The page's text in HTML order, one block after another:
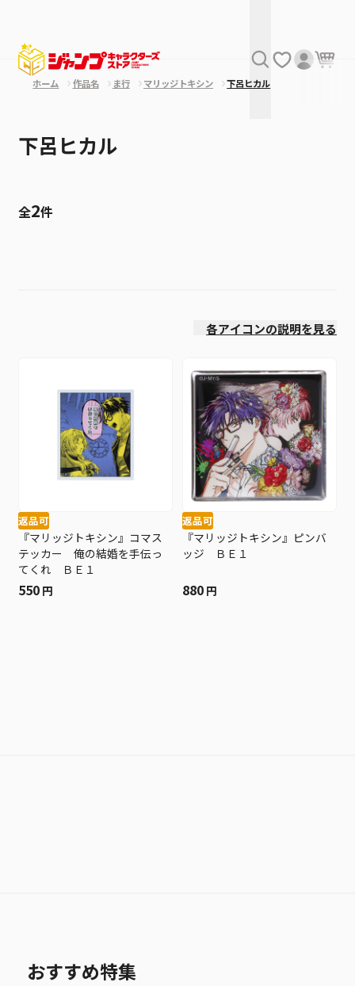
ホーム 作品名 ま行 マリッジトキシン 下呂ヒカル
下呂ヒカル
全2件
各アイコンの説明を見る
返品可
『マリッジトキシン』コマス
テッカー 俺の結婚を手伝っ
てくれ ＢＥ１
550 円
返品可
『マリッジトキシン』ピンバ
ッジ ＢＥ１
880 円
おすすめ特集